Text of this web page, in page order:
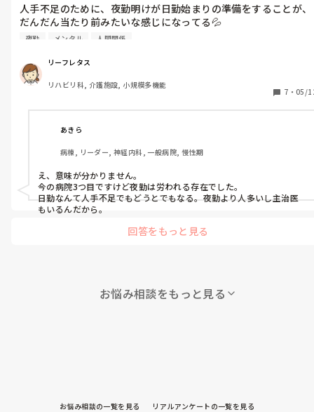
人手不足のために、夜勤明けが日勤始まりの準備をすることが、
だんだん当たり前みたいな感じになってる💦
夜勤の仕事で精一杯なのに、準備していなかったことに「やっと
とか「日勤の気持ちを分かってないから」とか、次から次へと文
句タラタラ😢
私たち夜勤者がサボってたんなら、言われても仕方ないけど、目
一杯動いて頑張った挙げ句、クレーム言われたら、めっちゃ悲し
いわ💦
夜勤 メンタル 人間関係
リーフレタス
リハビリ科, 介護施設, 小規模多機能
7 ・ 05/
あきら
病棟, リーダー, 神経内科, 一般病院, 慢性期
え、意味が分かりません。
今の病院3つ目ですけど夜勤は労われる存在でした。
日勤なんて人手不足でもどうとでもなる。夜勤より人多いし主治医
もいるんだから。
回答をもっと見る
お悩み相談をもっと見る
お悩み相談の一覧を見る リアルアンケートの一覧を見る